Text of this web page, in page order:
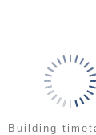
Building